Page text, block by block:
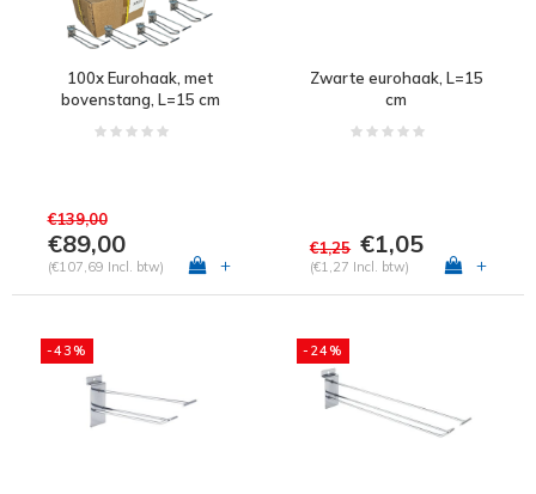
100x Eurohaak, met
bovenstang, L=15 cm
€139,00
€89,00
(€107,69 Incl. btw) +
Zwarte eurohaak, L=15
cm
€1,25 €1,05
(€1,27 Incl. btw) +
-43% -24%